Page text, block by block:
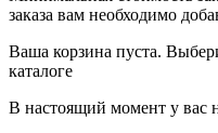
заказа вам необходимо
Ваша корзина пуста.
каталоге
В настоящий момент у вас